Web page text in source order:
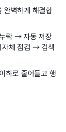
완벽하게 해결합
락 → 자동 저장
자체 점검 → 검색
하로 줄어들고 행